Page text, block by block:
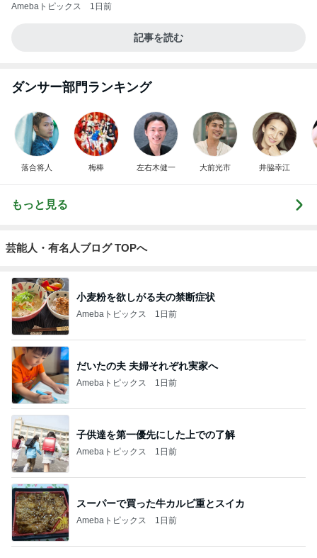
Amebaトピックス 1日前
記事を読む
ダンサー部門ランキング
落合将人 梅棒 左右木健一 大前光市 井脇幸江
もっと見る
芸能人・有名人ブログ TOPへ
小麦粉を欲しがる夫の禁断症状
Amebaトピックス 1日前
だいたの夫 夫婦それぞれ実家へ
Amebaトピックス 1日前
子供達を第一優先にした上での了解
Amebaトピックス 1日前
スーパーで買った牛カルビ重とスイカ
Amebaトピックス 1日前